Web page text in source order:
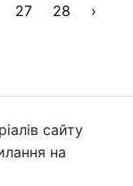
27 28 ›
сайту
на